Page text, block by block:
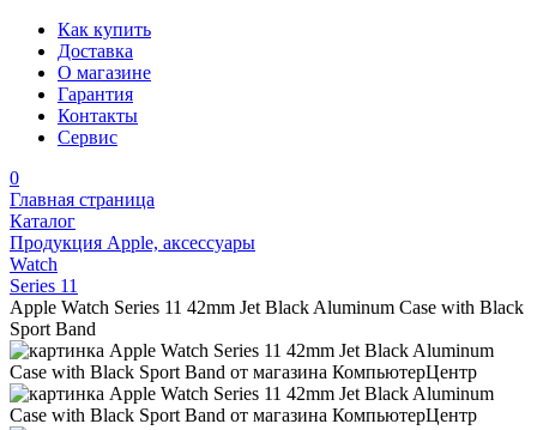
Как купить
Доставка
О магазине
Гарантия
Контакты
Сервис
0
Главная страница
Каталог
Продукция Apple, аксессуары
Watch
Series 11
Apple Watch Series 11 42mm Jet Black Aluminum Case with Black
Sport Band